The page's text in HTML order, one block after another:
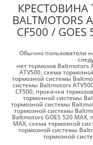
BALTMOTORS
CF500 /
Обычно пользователи
нет тормозов Baltmotors
ATV500,схема
тормозной системы
системы Baltmotors
CF500, прокачка
тормозной системы
тормозной системы
тормозной системы
Baltmotors GOES 520 MAX,
MAX,схема тормозной
тормозной системы
тормозной